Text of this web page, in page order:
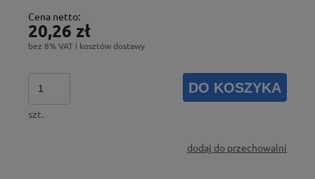
Cena netto:
20,26 zł
bez 8% VAT i kosztów dostawy
szt.
DO KOSZYKA
dodaj do przechowalni